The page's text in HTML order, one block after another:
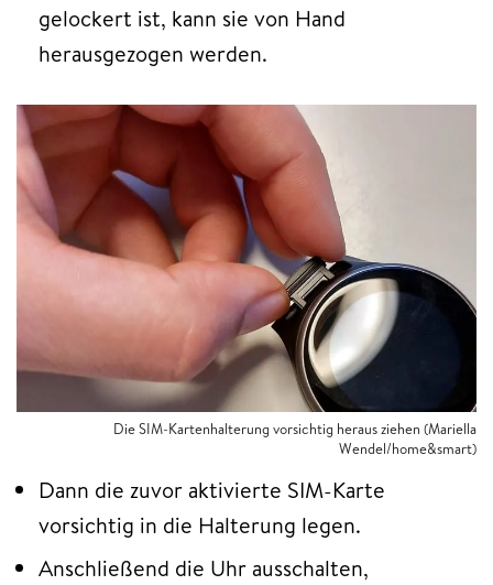
gelockert ist, kann sie von Hand
herausgezogen werden.
Die SIM-Kartenhalterung vorsichtig heraus ziehen (Mariella
Wendel/home&smart)
Dann die zuvor aktivierte SIM-Karte
vorsichtig in die Halterung legen.
Anschließend die Uhr ausschalten,